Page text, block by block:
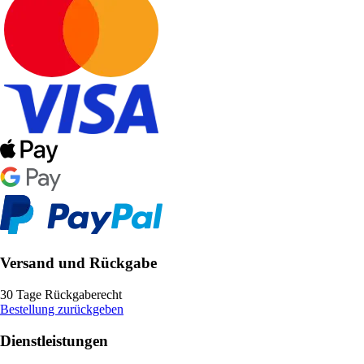
Versand und Rückgabe
30 Tage Rückgaberecht
Bestellung zurückgeben
Dienstleistungen